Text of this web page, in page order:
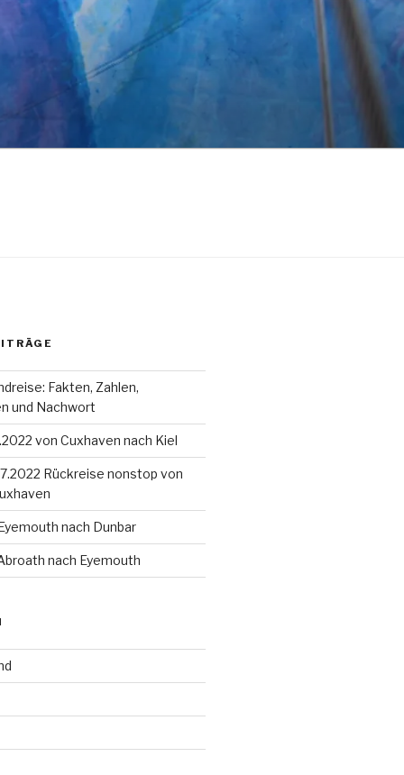
Fakten, Zahlen,
und Nachwort
von Cuxhaven nach Kiel
Rückreise nonstop von
nach Dunbar
nach Eyemouth